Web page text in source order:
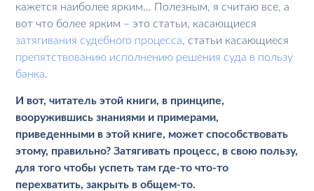
кажется наиболее ярким… Полезным, я считаю все, а
вот что более ярким – это статьи, касающиеся
затягивания судебного процесса, статьи касающиеся
препятствованию исполнению решения суда в пользу
банка.
И вот, читатель этой книги, в принципе,
вооружившись знаниями и примерами,
приведенными в этой книге, может способствовать
этому, правильно? Затягивать процесс, в свою пользу,
для того чтобы успеть там где-то что-то
перехватить, закрыть в общем-то.